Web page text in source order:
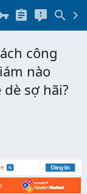
công
nào
sợ hãi?